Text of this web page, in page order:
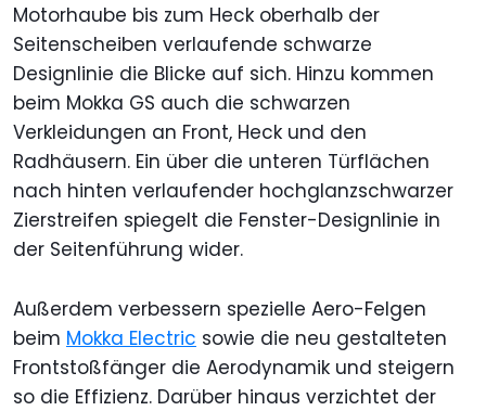
Motorhaube bis zum Heck oberhalb der
Seitenscheiben verlaufende schwarze
Designlinie die Blicke auf sich. Hinzu kommen
beim Mokka GS auch die schwarzen
Verkleidungen an Front, Heck und den
Radhäusern. Ein über die unteren Türflächen
nach hinten verlaufender hochglanzschwarzer
Zierstreifen spiegelt die Fenster-Designlinie in
der Seitenführung wider.
Außerdem verbessern spezielle Aero-Felgen
beim Mokka Electric sowie die neu gestalteten
Frontstoßfänger die Aerodynamik und steigern
so die Effizienz. Darüber hinaus verzichtet der